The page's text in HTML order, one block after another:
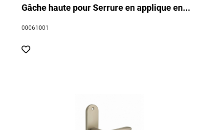
Gâche haute pour Serrure en applique en...
00061001